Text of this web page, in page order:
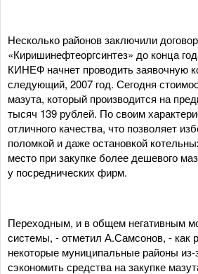
Несколько районов заключили
«Киришинефтеоргсинтез» до конца
КИНЕФ начнет проводить заявочную
следующий, 2007 год. Сегодня
мазута, который производится на
тысяч 139 рублей. По своим
отличного качества, что позволяет
поломкой и даже остановкой
место при закупке более дешевого
у посреднических фирм.
Переходным, и в общем негативным
системы, - отметил А.Самсонов, - как
некоторые муниципальные районы из-
сэкономить средства на закупке